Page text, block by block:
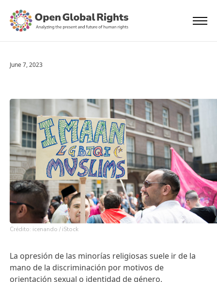
June 7, 2023
Crédito: icenando / iStock
La opresión de las minorías religiosas suele ir de la
mano de la discriminación por motivos de
orientación sexual o identidad de género.